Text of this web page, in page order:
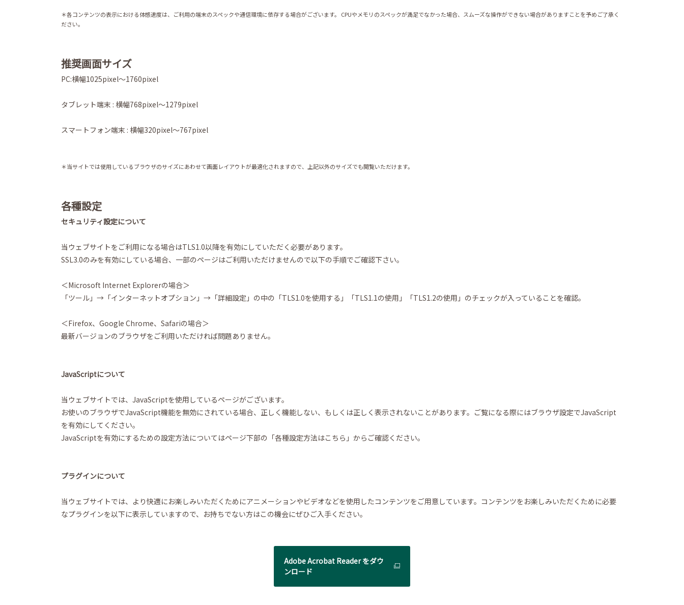
＊各コンテンツの表示における体感速度は、ご利用の端末のスペックや通信環境に依存する場合がございます。 CPUやメモリのスペックが満足でなかった場合、スムーズな操作ができない場合がありますことを予めご了承く
ださい。
推奨画面サイズ
PC:横幅1025pixel～1760pixel
タブレット端末 : 横幅768pixel～1279pixel
スマートフォン端末 : 横幅320pixel～767pixel
＊当サイトでは使用しているブラウザのサイズにあわせて画面レイアウトが最適化されますので、上記以外のサイズでも閲覧いただけます。
各種設定
セキュリティ設定について
当ウェブサイトをご利用になる場合はTLS1.0以降を有効にしていただく必要があります。
SSL3.0のみを有効にしている場合、一部のページはご利用いただけませんので以下の手順でご確認下さい。
＜Microsoft Internet Explorerの場合＞
「ツール」→「インターネットオプション」→「詳細設定」の中の「TLS1.0を使用する」「TLS1.1の使用」「TLS1.2の使用」のチェックが入っていることを確認。
＜Firefox、Google Chrome、Safariの場合＞
最新バージョンのブラウザをご利用いただければ問題ありません。
JavaScriptについて
当ウェブサイトでは、JavaScriptを使用しているページがございます。
お使いのブラウザでJavaScript機能を無効にされている場合、正しく機能しない、もしくは正しく表示されないことがあります。ご覧になる際にはブラウザ設定でJavaScript
を有効にしてください。
JavaScriptを有効にするための設定方法についてはページ下部の「各種設定方法はこちら」からご確認ください。
プラグインについて
当ウェブサイトでは、より快適にお楽しみいただくためにアニメーションやビデオなどを使用したコンテンツをご用意しています。コンテンツをお楽しみいただくために必要
なプラグインを以下に表示していますので、お持ちでない方はこの機会にぜひご入手ください。
Adobe Acrobat Reader をダウ
ンロード